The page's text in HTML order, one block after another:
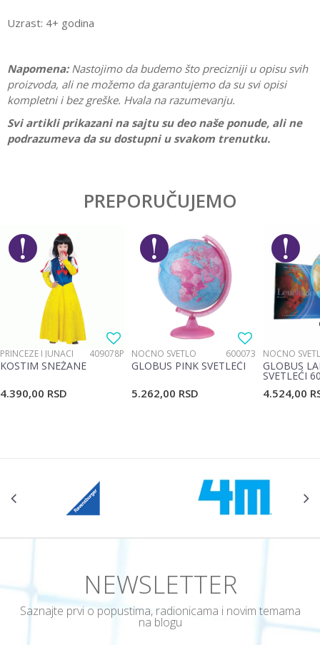
Uzrast: 4+ godina
Napomena: Nastojimo da budemo što precizniji u opisu svih
proizvoda, ali ne možemo da garantujemo da su svi opisi
kompletni i bez greške. Hvala na razumevanju.
Svi artikli prikazani na sajtu su deo naše ponude, ali ne
podrazumeva da su dostupni u svakom trenutku.
Devojčice, Dečaci
Brend
No name
Email
PREPORUČUJEMO
PRINCEZE I JUNACI 409078P
KOSTIM SNEŽANE
4.390,00 RSD
NOĆNO SVETLO 600073
GLOBUS PINK SVETLEĆI
5.262,00 RSD
NOĆNO
GLOBUS
SVETLEĆI
4.524,00
NEWSLETTER
Saznajte prvi o popustima, radionicama i novim temama
na blogu